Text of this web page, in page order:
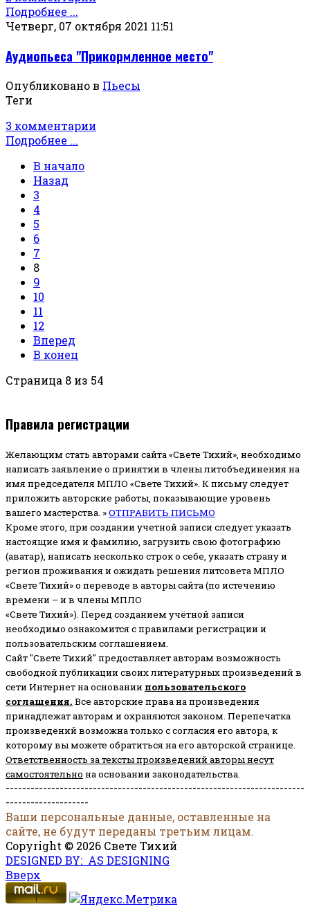
Подробнее ...
Четверг, 07 октября 2021 11:51
Аудиопьеса "Прикормленное место"
Опубликовано в Пьесы
Теги
3 комментарии
Подробнее ...
В начало
Назад
3
4
5
6
7
8
9
10
11
12
Вперед
В конец
Страница 8 из 54
Правила регистрации
Желающим стать авторами сайта «Свете Тихий», необходимо
написать заявление о принятии в члены литобъединения на
имя председателя МПЛО «Свете Тихий». К письму следует
приложить авторские работы, показывающие уровень
вашего мастерства. »ОТПРАВИТЬ ПИСЬМО
Кроме этого, при создании учетной записи следует указать
настоящие имя и фамилию, загрузить свою фотографию
(аватар), написать несколько строк о себе, указать страну и
регион проживания и ожидать решения литсовета МПЛО
«Свете Тихий» о переводе в авторы сайта (по истечению
времени – и в члены МПЛО
«Свете Тихий»). Перед созданием учётной записи
необходимо ознакомится с правилами регистрации и
пользовательским соглашением.
Сайт "Свете Тихий" предоставляет авторам возможность
свободной публикации своих литературных произведений в
сети Интернет на основании пользовательского
соглашения. Все авторские права на произведения
принадлежат авторам и охраняются законом. Перепечатка
произведений возможна только с согласия его автора, к
которому вы можете обратиться на его авторской странице.
Ответственность за тексты произведений авторы несут
самостоятельно на основании законодательства.
------------------------------------------------------------------------
--------------------
Ваши персональные данные, оставленные на
сайте, не будут переданы третьим лицам.
Copyright © 2026 Свете Тихий
DESIGNED BY: AS DESIGNING
Вверх